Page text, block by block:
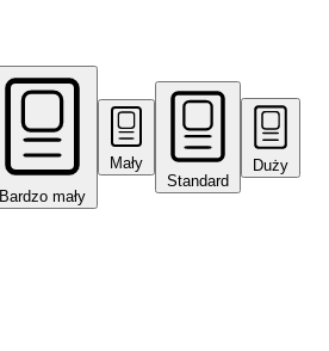
Bardzo mały
Mały
Standard
Duży